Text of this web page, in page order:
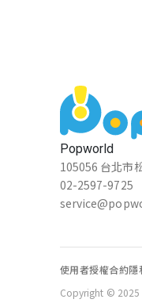
2026-
Nick
Popworld
105056 台北市
02-2597-9725
使用者授權合約隱
Copyright © 2025